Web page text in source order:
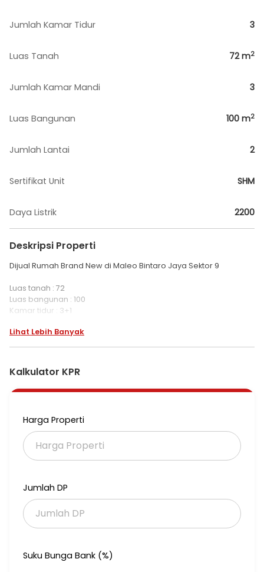
Jumlah Kamar Tidur 3
Luas Tanah 72m2
Jumlah Kamar Mandi 3
Luas Bangunan 100 m2
Jumlah Lantai 2
Sertifikat Unit SHM
Daya Listrik 2200
Deskripsi Properti
Dijual Rumah Brand New di Maleo Bintaro Jaya Sektor 9
Luas tanah : 72
Luas bangunan : 100
Kamar tidur : 3+1
Listrik 2200watt
Harga 2,650M Nego
Lihat Lebih Banyak
Kalkulator KPR
Harga Properti
Jumlah DP
Suku Bunga Bank (%)